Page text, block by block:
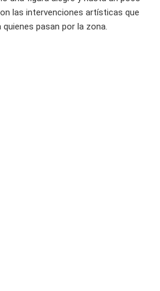
las intervenciones artísticas que
pasan por la zona.